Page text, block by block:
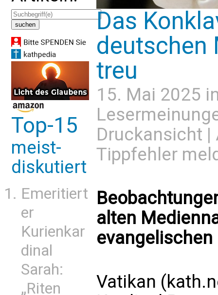
Top-15
meist-
diskutiert
Emeritiert
er
Kurienkar
dinal
Sarah:
„Riten
Das
deutschen
treu
15. Mai 2025
Druckansicht |
Tippfehler
alten
Vatikan